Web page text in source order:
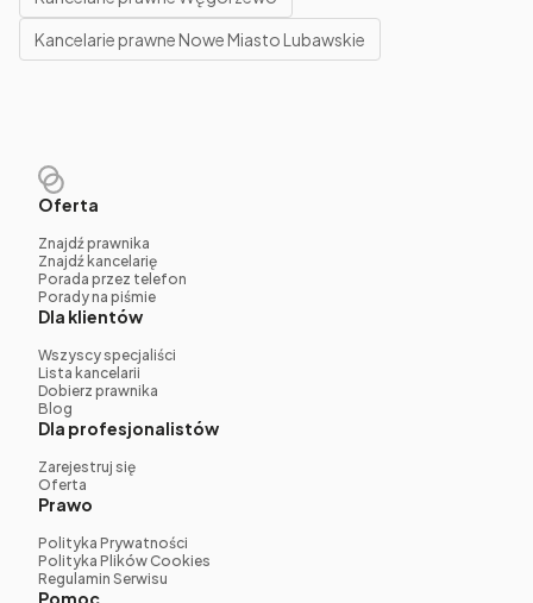
Kancelarie prawne Nowe Miasto Lubawskie
Oferta
Znajdź prawnika
Znajdź kancelarię
Porada przez telefon
Porady na piśmie
Dla klientów
Wszyscy specjaliści
Lista kancelarii
Dobierz prawnika
Blog
Dla profesjonalistów
Zarejestruj się
Oferta
Prawo
Polityka Prywatności
Polityka Plików Cookies
Regulamin Serwisu
Pomoc